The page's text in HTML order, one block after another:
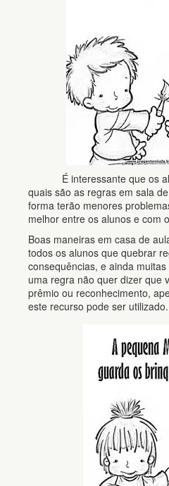
É interessante que os
quais são as regras em sala
forma terão menores
melhor entre os alunos e com
Boas maneiras em casa de
todos os alunos que quebrar
consequências, e ainda
uma regra não quer dizer que
prêmio ou reconhecimento,
este recurso pode ser utilizado.